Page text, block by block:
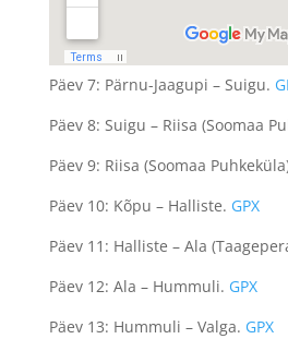
Päev 7: Pärnu-Jaagupi – Suigu.
Päev 8: Suigu – Riisa (Soomaa
Päev 9: Riisa (Soomaa
Päev 10: Kõpu – Halliste. GPX
Päev 11: Halliste – Ala
Päev 12: Ala – Hummuli. GPX
Päev 13: Hummuli – Valga. GPX